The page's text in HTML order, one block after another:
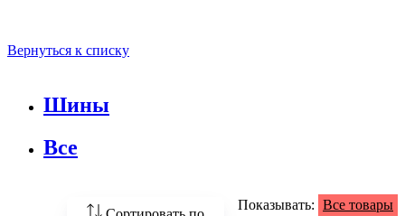
Вернуться к списку
Шины
Все
Показывать: Все товары